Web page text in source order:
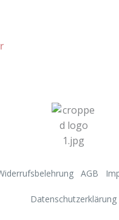
AGB
Datenschutzerklärung